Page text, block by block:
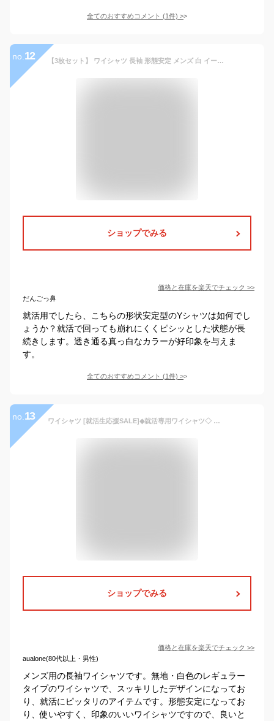
全てのおすすめコメント (1件) >
no. 12 【3枚セット】 ワイシャツ 長袖 形態安定 メンズ 白 イージーケア Yシャツ カッターシャツ ホワイト ドレスシャツ 大きいサイズ オフィス シャツ ビジネスシャツ 冠婚葬祭 制服 就活 ボタンダウン CARPENTARIA [R12S3B101]
ショップでみる
価格と在庫を楽天でチェック >>
だんごっ鼻
就活用でしたら、こちらの形状安定型のYシャツは如何でし
ょうか？就活で回っても崩れにくくピシッとした状態が長
続きします。透き通る真っ白なカラーが好印象を与えま
す。
全てのおすすめコメント (1件) >
no. 13 ワイシャツ [就活生応援SALE]◆就活専用ワイシャツ◇ 白シャツ 白ワイシャツ [人気商品] リクルート 白 レギュラーカラー 長袖 メンズ Yシャツ 形態安定(トップ芯加工) ビジネス 結婚式 白 シャツ 無地 制服 スリム カッターシャツ フォーマル あす楽
ショップでみる
価格と在庫を楽天でチェック >>
aualone(80代以上・男性)
メンズ用の長袖ワイシャツです。無地・白色のレギュラー
タイプのワイシャツで、スッキリしたデザインになってお
り、就活にピッタリのアイテムです。形態安定になってお
り、使いやすく、印象のいいワイシャツですので、良いと